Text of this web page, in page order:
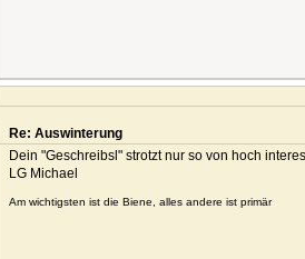
Re: Auswinterung
Dein "Geschreibsl" strotzt nur so von hoch
LG Michael
Am wichtigsten ist die Biene, alles andere ist primär